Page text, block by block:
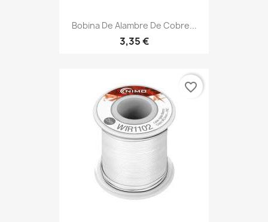
Bobina De Alambre De Cobre...
3,35 €
favorite_border